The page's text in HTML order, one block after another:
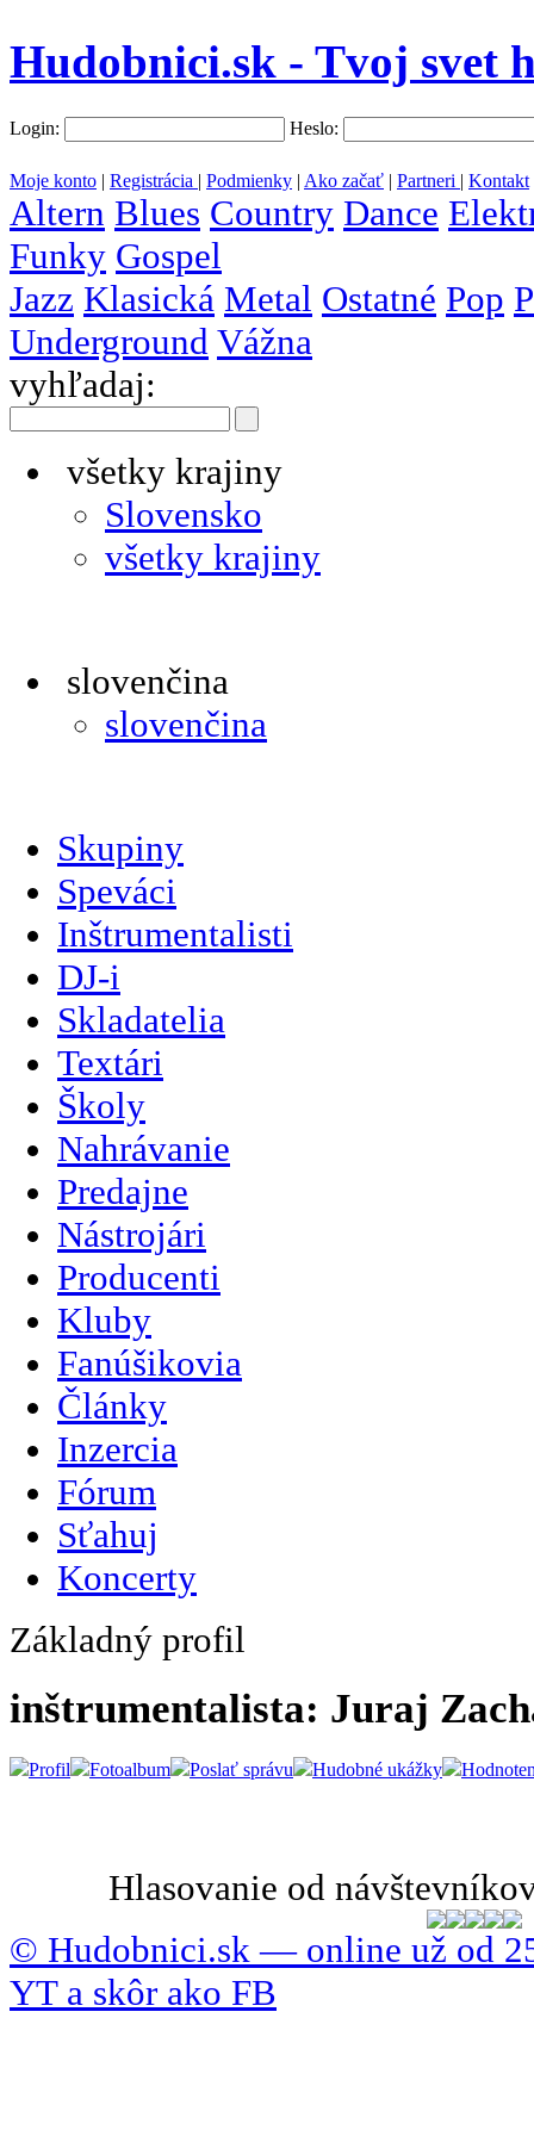
Hudobnici.sk - Tvoj svet
Login: Heslo:
Moje konto | Registrácia | Podmienky | Ako začať | Partneri | Kontakt
Altern Blues Country Dance
Funky Gospel
Jazz Klasická Metal Ostatné Pop
Underground Vážna
vyhľadaj:
všetky krajiny
Slovensko
všetky krajiny
slovenčina
slovenčina
Skupiny
Speváci
Inštrumentalisti
DJ-i
Skladatelia
Textári
Školy
Nahrávanie
Predajne
Nástrojári
Producenti
Kluby
Fanúšikovia
Články
Inzercia
Fórum
Sťahuj
Koncerty
Základný profil
inštrumentalista: Juraj
Profil Fotoalbum Poslať správu Hudobné ukážky
Hlasovanie od
© Hudobnici.sk — online už od
YT a skôr ako FB